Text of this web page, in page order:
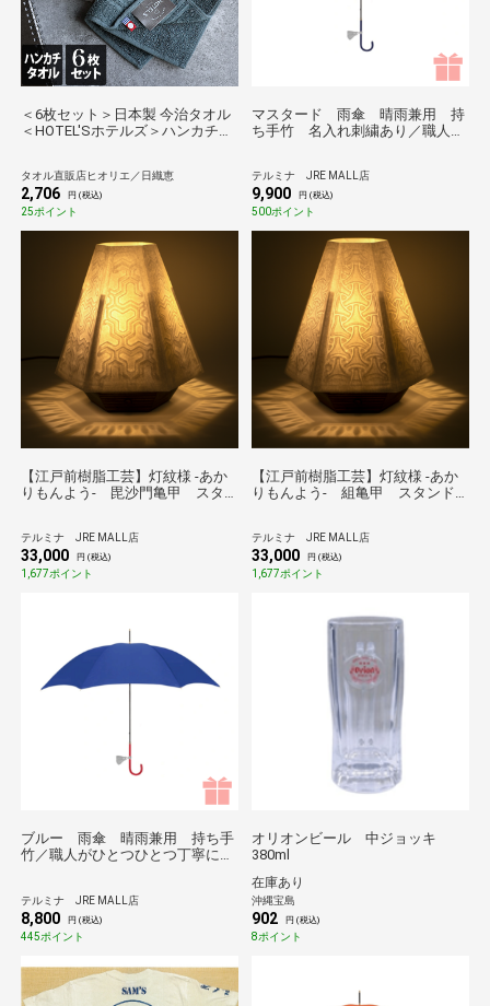
＜6枚セット＞日本製 今治タオル
＜HOTEL'Sホテルズ＞ハンカチタ
タオル直販店ヒオリエ／日織恵
2,706 円 (税込)
25ポイント
マスタード 雨傘 晴雨兼用 持
ち手竹 名入れ刺繍あり／職人が
テルミナ JRE MALL店
9,900 円 (税込)
500ポイント
【江戸前樹脂工芸】灯紋様 -あか
りもんよう- 毘沙門亀甲 スタ
テルミナ JRE MALL店
33,000 円 (税込)
1,677ポイント
【江戸前樹脂工芸】灯紋様 -あか
りもんよう- 組亀甲 スタンド
テルミナ JRE MALL店
33,000 円 (税込)
1,677ポイント
ブルー 雨傘 晴雨兼用 持ち手
竹／職人がひとつひとつ丁寧に作
テルミナ JRE MALL店
8,800 円 (税込)
445ポイント
オリオンビール 中ジョッキ
380ml
在庫あり
沖縄宝島
902 円 (税込)
8ポイント